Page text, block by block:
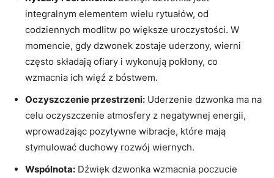
integralnym elementem⁢ wielu rytuałów, od
codziennych modlitw⁣ po większe uroczystości. W
momencie, gdy dzwonek zostaje uderzony, wierni
często składają ofiary i ⁢wykonują pokłony, co
wzmacnia ich więź z ⁣bóstwem.
Oczyszczenie⁣ przestrzeni: Uderzenie dzwonka ma na
celu oczyszczenie atmosfery z negatywnej energii,
wprowadzając pozytywne wibracje, które mają
stymulować duchowy rozwój wiernych.
Wspólnota: Dźwięk ‌dzwonka wzmacnia⁣ poczucie